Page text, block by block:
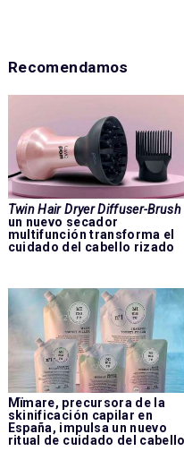
Recomendamos
Twin Hair Dryer Diffuser-Brush
un nuevo secador
multifunción transforma el
cuidado del cabello rizado
Mïmare, precursora de la
skinificación capilar en
España, impulsa un nuevo
ritual de cuidado del cabello